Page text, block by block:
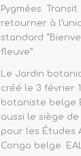
Pygmées.
retourner à
standard
fleuve”.
Le Jardin
créé le 3 février
botaniste belge
aussi le siège de
pour les Études
Congo belge.